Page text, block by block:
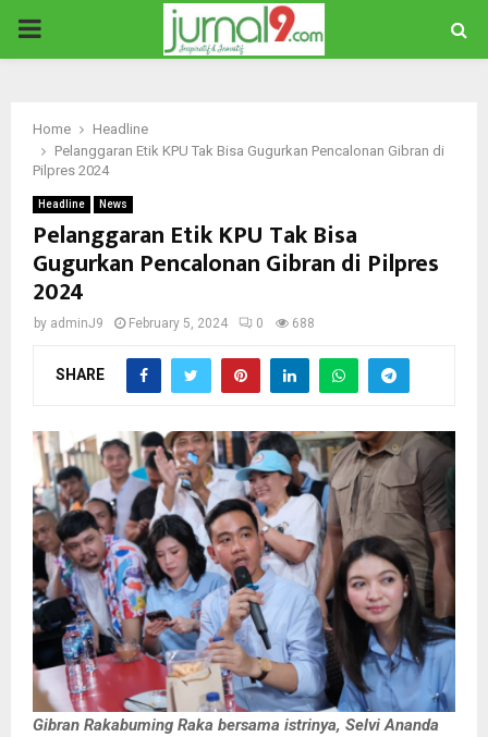
PRIMARY
Home
Headline
Pelanggaran Etik KPU Tak Bisa Gugurkan Pencalonan Gibran di
Pilpres 2024
Headline News
Pelanggaran Etik KPU Tak Bisa
Gugurkan Pencalonan Gibran di Pilpres
2024
by adminJ9 February 5, 2024 0 688
SHARE
Gibran Rakabuming Raka bersama istrinya, Selvi Ananda